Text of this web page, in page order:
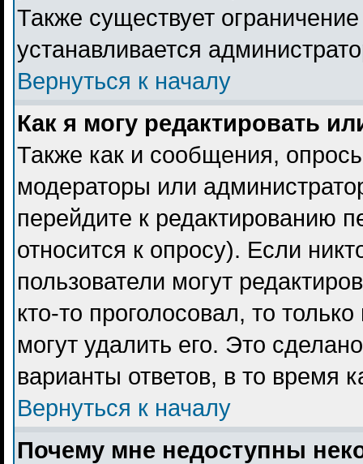
Также существует
устанавливается
Вернуться к началу
Как я могу редактировать
Также как и сообщения,
модераторы или
перейдите к редактированию
относится к опросу). Если
пользователи могут
кто-то проголосовал, то
могут удалить его. Это
варианты ответов, в то время
Вернуться к началу
Почему мне недоступны